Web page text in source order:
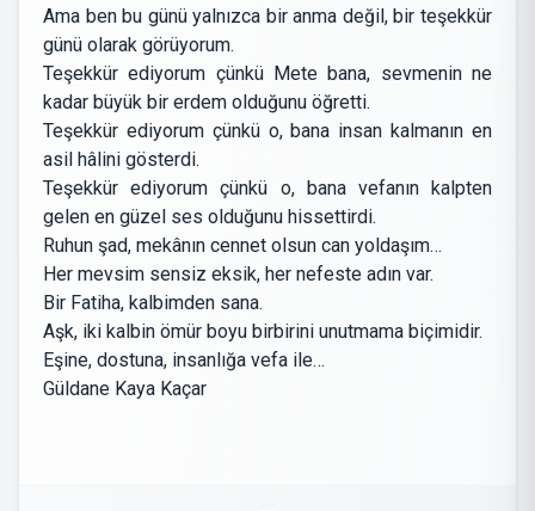
Ama ben bu günü yalnızca bir anma değil, bir teşekkür
günü olarak görüyorum.
Teşekkür ediyorum çünkü Mete bana, sevmenin ne
kadar büyük bir erdem olduğunu öğretti.
Teşekkür ediyorum çünkü o, bana insan kalmanın en
asil hâlini gösterdi.
Teşekkür ediyorum çünkü o, bana vefanın kalpten
gelen en güzel ses olduğunu hissettirdi.
Ruhun şad, mekânın cennet olsun can yoldaşım…
Her mevsim sensiz eksik, her nefeste adın var.
Bir Fatiha, kalbimden sana.
Aşk, iki kalbin ömür boyu birbirini unutmama biçimidir.
Eşine, dostuna, insanlığa vefa ile…
Güldane Kaya Kaçar